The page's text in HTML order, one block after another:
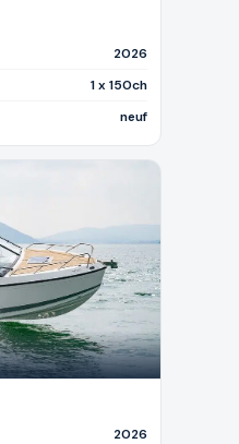
2026
1 x 150ch
neuf
2026